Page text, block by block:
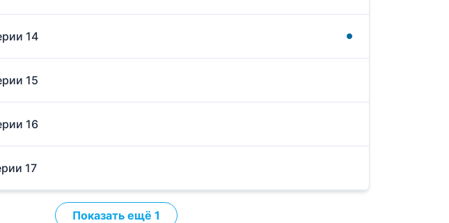
14
15
16
17
Показать ещё 1